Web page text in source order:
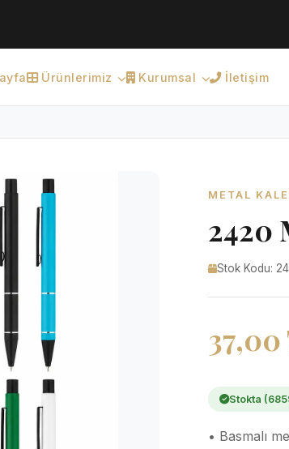
Ürünlerimiz Kurumsal İletişim
METAL
2420
Stok Kodu:
Stokta
• Basmalı